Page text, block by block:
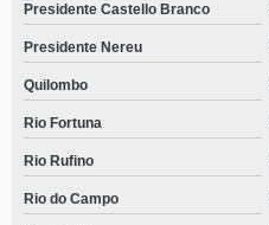
Presidente Castello Branco
Presidente Nereu
Quilombo
Rio Fortuna
Rio Rufino
Rio do Campo